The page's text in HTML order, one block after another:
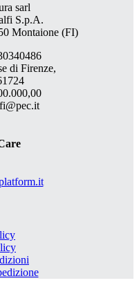
sarl
S.p.A.
Montaione (FI)
di Firenze,